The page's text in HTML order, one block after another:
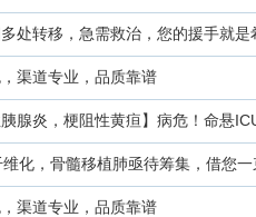
处转移，急需救治，您的援手就是
渠道专业，品质靠谱
腺炎，梗阻性黄疸】病危！命悬
化，骨髓移植肺亟待筹集，借您一
渠道专业，品质靠谱